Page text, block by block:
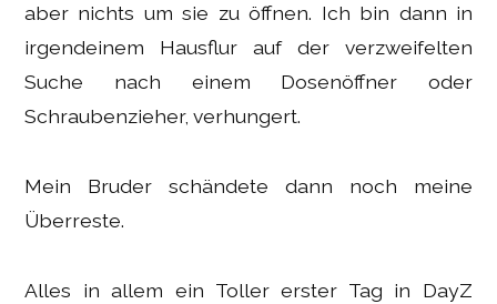
aber nichts um sie zu öffnen. Ich bin dann in
irgendeinem Hausflur auf der verzweifelten
Suche nach einem Dosenöffner oder
Schraubenzieher, verhungert.
Mein Bruder schändete dann noch meine
Überreste.
Alles in allem ein Toller erster Tag in DayZ